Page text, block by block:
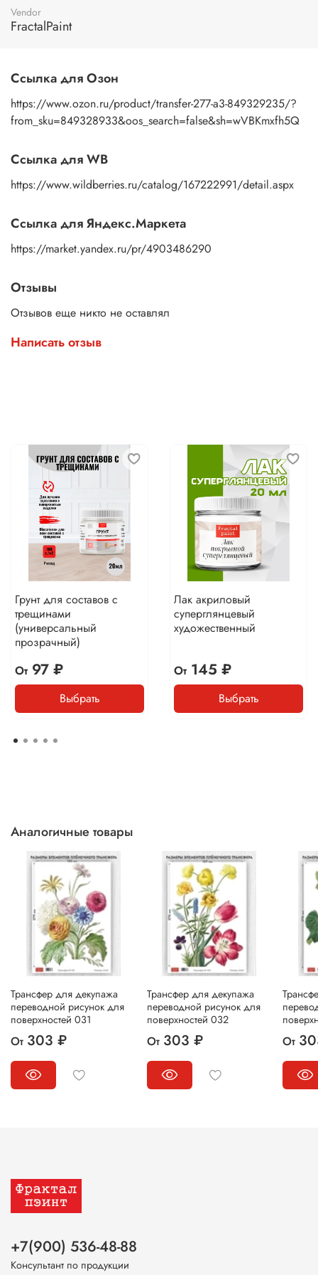
пальцами бумажную основу, сдвигаете ее на себя.
Рисунок остается на изделии. Сразу после нанесения
подойдет акриловый лак на водной основе, матовый,
глянцевый, полуглянцевый.
Vendor
FractalPaint
Ссылка для Озон
https://www.ozon.ru/product/transfer-277-a3-849329235/?
from_sku=849328933&oos_search=false&sh=wVBKmxfh5Q
Ссылка для WB
https://www.wildberries.ru/catalog/167222991/detail.aspx
Ссылка для Яндекс.Маркета
https://market.yandex.ru/pr/4903486290
Отзывы
Отзывов еще никто не оставлял
Написать отзыв
Грунт для составов с
трещинами
(универсальный
прозрачный)
От97 ₽
Выбрать
Лак акриловый
суперглянцевый
художественный
От145 ₽
Выбрать
Аналогичные товары
Трансфер для декупажа
переводной рисунок для
поверхностей 031
От 303 ₽
Трансфер для декупажа
переводной рисунок для
поверхностей 032
От 303 ₽ От
+7(900) 536-48-88
Консультант по продукции